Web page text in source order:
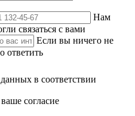
Нам
связаться с вами
Если вы ничего не
ответить
в соответствии
согласие